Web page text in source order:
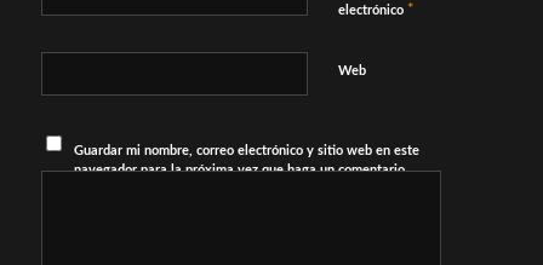
electrónico *
Web
Guardar mi nombre, correo electrónico y sitio web en este
navegador para la próxima vez que haga un comentario.